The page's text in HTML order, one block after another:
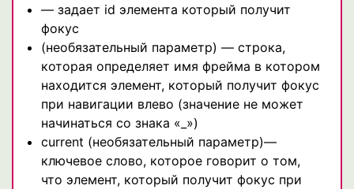
— задает id элемента который получит
фокус
(необязательный параметр) — строка,
которая определяет имя фрейма в котором
находится элемент, который получит фокус
при навигации влево (значение не может
начинаться со знака «_»)
current (необязательный параметр)—
ключевое слово, которое говорит о том,
что элемент, который получит фокус при